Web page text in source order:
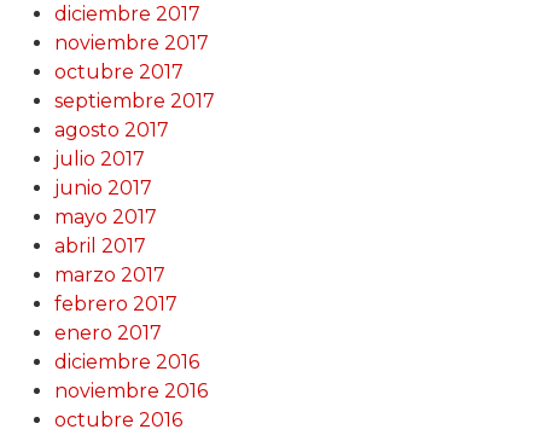
diciembre 2017
noviembre 2017
octubre 2017
septiembre 2017
agosto 2017
julio 2017
junio 2017
mayo 2017
abril 2017
marzo 2017
febrero 2017
enero 2017
diciembre 2016
noviembre 2016
octubre 2016